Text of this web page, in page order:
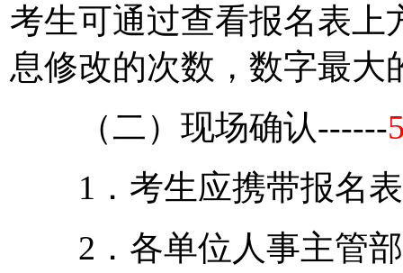
考生可通过查看报名表上
息修改的次数，数字最大
（二）现场确认------
1．考生应携带报名表
2．各单位人事主管部